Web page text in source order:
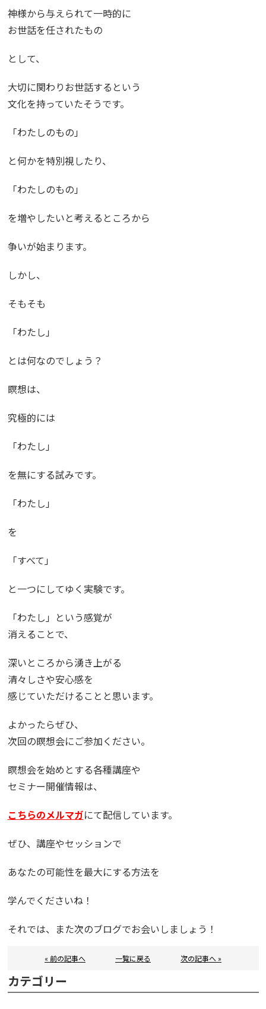
神様から与えられて一時的に
お世話を任されたもの
として、
大切に関わりお世話するという
文化を持っていたそうです。
「わたしのもの」
と何かを特別視したり、
「わたしのもの」
を増やしたいと考えるところから
争いが始まります。
しかし、
そもそも
「わたし」
とは何なのでしょう？
瞑想は、
究極的には
「わたし」
を無にする試みです。
「わたし」
を
「すべて」
と一つにしてゆく実験です。
「わたし」という感覚が
消えることで、
深いところから湧き上がる
清々しさや安心感を
感じていただけることと思います。
よかったらぜひ、
次回の瞑想会にご参加ください。
瞑想会を始めとする各種講座や
セミナー開催情報は、
こちらのメルマガにて配信しています。
ぜひ、講座やセッションで
あなたの可能性を最大にする方法を
学んでくださいね！
それでは、また次のブログでお会いしましょう！
« 前の記事へ 一覧に戻る 次の記事へ »
カテゴリー